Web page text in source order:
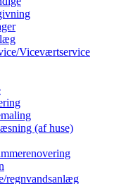
Viceværtservice
(af huse)
regnvandsanlæg